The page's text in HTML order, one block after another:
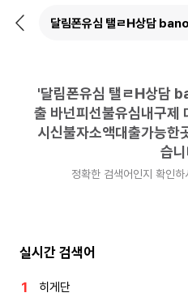
뒤
'달림폰유심 탤ㄹH상담
출 바넌피선불유심내구제
시신불자소액대출가능한
습
정확한 검색어인지 확인
실시간 검색어
히게단